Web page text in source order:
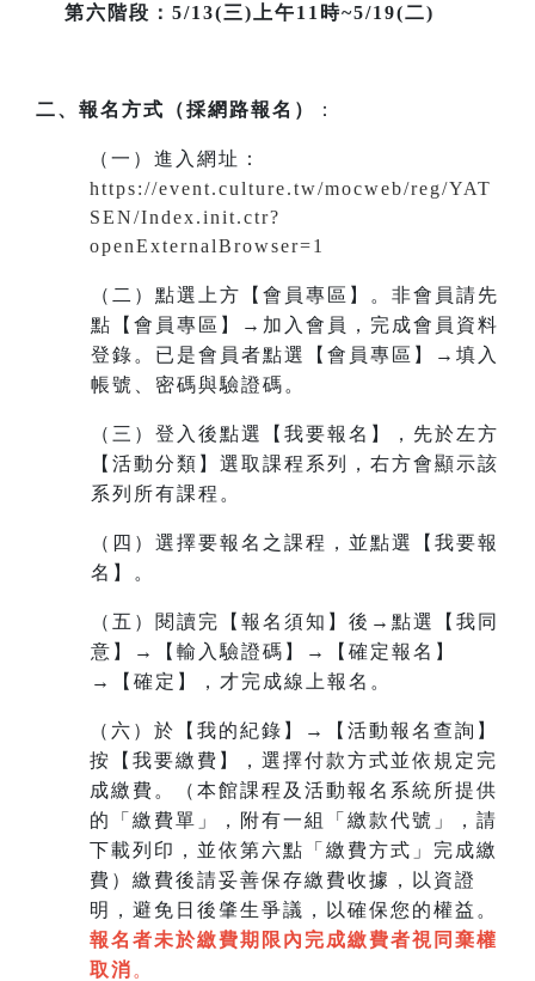
第六階段：5/13(三)上午11時~5/19(二)
二、報名方式（採網路報名） ：
（一）進入網址 ：
https://event.culture.tw/mocweb/reg/YAT
SEN/Index.init.ctr?
openExternalBrowser=1
（二）點選上方【會員專區】。非會員請先
點【會員專區】→加入會員，完成會員資料
登錄。已是會員者點選【會員專區】→填入
帳號、密碼與驗證碼。
（三）登入後點選【我要報名】，先於左方
【活動分類】選取課程系列，右方會顯示該
系列所有課程。
（四）選擇要報名之課程，並點選【我要報
名】。
（五）閱讀完【報名須知】後→點選【我同
意】→【輸入驗證碼】→【確定報名】
→【確定】，才完成線上報名。
（六）於【我的紀錄】→【活動報名查詢】
按【我要繳費】，選擇付款方式並依規定完
成繳費。（本館課程及活動報名系統所提供
的「繳費單」，附有一組
「繳款代號」，請
下載列印，並依第六點「繳費方式」完成繳
費）繳費後請妥善保存繳費收據，以資證
明，避免日後肇生爭議，以確保您的權益。
報名者未於繳費期限內完成繳費者視同棄權
取消 。